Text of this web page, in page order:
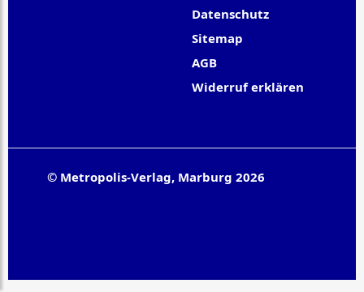
Datenschutz
Sitemap
AGB
Widerruf erklären
© Metropolis-Verlag, Marburg 2026